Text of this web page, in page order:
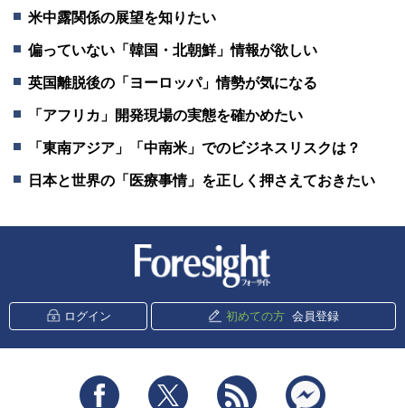
米中露関係の展望を知りたい
偏っていない「韓国・北朝鮮」情報が欲しい
英国離脱後の「ヨーロッパ」情勢が気になる
「アフリカ」開発現場の実態を確かめたい
「東南アジア」「中南米」でのビジネスリスクは？
日本と世界の「医療事情」を正しく押さえておきたい
ログイン 初めての方 会員登録
Facebook Twitter RSS